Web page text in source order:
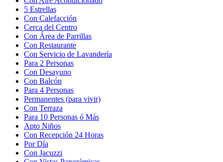
5 Estrellas
Con Calefacción
Cerca del Centro
Con Área de Parrillas
Con Restaurante
Con Servicio de Lavandería
Para 2 Personas
Con Desayuno
Con Balcón
Para 4 Personas
Permanentes (para vivir)
Con Terraza
Para 10 Personas ó Más
Apto Niños
Con Recepción 24 Horas
Por Día
Con Jacuzzi